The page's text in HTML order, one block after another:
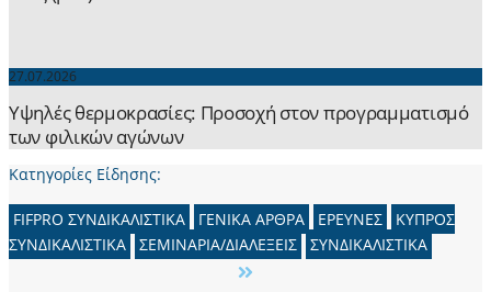
27.07.2026
Yψηλές θερμοκρασίες: Προσοχή στον προγραμματισμό
των φιλικών αγώνων
Κατηγορίες Είδησης:
FIFPRO ΣΥΝΔΙΚΑΛΙΣΤΙΚΑ ΓΕΝΙΚΑ ΑΡΘΡΑ ΕΡΕΥΝΕΣ
ΚΥΠΡΟΣ
ΣΥΝΔΙΚΑΛΙΣΤΙΚΑ
ΣΕΜΙΝΑΡΙΑ/ΔΙΑΛΕΞΕΙΣ ΣΥΝΔΙΚΑΛΙΣΤΙΚΑ